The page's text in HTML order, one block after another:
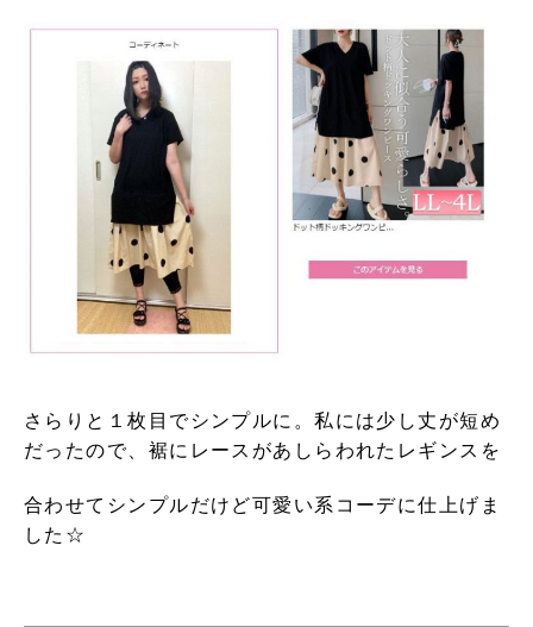
さらりと１枚目でシンプルに。私には少し丈が短め
だったので、裾にレースがあしらわれたレギンスを
合わせてシンプルだけど可愛い系コーデに仕上げま
した☆